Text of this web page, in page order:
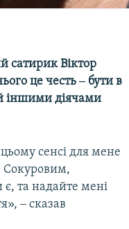
сатирик Віктор
це честь ‒ бути в
іншими діячами
сенсі для мене
Сокуровим,
та надайте мені
‒ сказав